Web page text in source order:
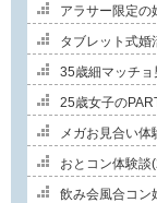
アラサー限定の
タブレット式婚
35歳細マッチ
25歳女子の
メガお見合い体
おとコン体験談
飲み会風合コ